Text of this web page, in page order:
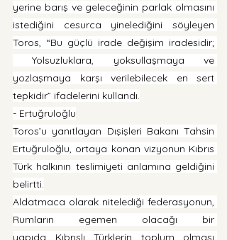
yerine barış ve geleceğinin parlak olmasını
istediğini cesurca yinelediğini söyleyen
Toros, “Bu güçlü irade değişim iradesidir;
Yolsuzluklara, yoksullaşmaya ve
yozlaşmaya karşı verilebilecek en sert
tepkidir” ifadelerini kullandı.
- Ertuğruloğlu
Toros’u yanıtlayan Dışişleri Bakanı Tahsin
Ertuğruloğlu, ortaya konan vizyonun Kıbrıs
Türk halkının teslimiyeti anlamına geldiğini
belirtti.
Aldatmaca olarak nitelediği federasyonun,
Rumların egemen olacağı bir
yapıda Kıbrıslı Türklerin toplum olması